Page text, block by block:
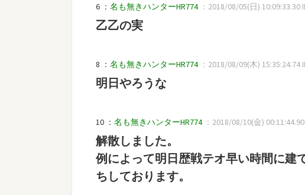
6 ： 名も無きハンターHR774 ：2018/08/05(日) 10:09:33.30
乙乙の実
8 ： 名も無きハンターHR774 ：2018/08/09(木) 15:35:24.74
明日やろうな
10 ： 名も無きハンターHR774 ：2018/08/10(金)
解散しました。
例によって明日歴戦テオ早い時間に建
ちしております。